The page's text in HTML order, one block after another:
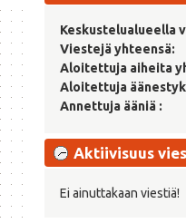
Keskustelualueella
Viestejä yhteensä:
Aloitettuja aiheita
Aloitettuja
Annettuja ääniä :
Aktiivisuus
Ei ainuttakaan viestiä!